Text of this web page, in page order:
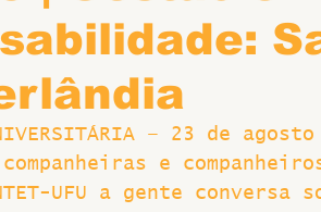
Nova Sintet News Suplentes
UNIVERSITÁRIA – 23 de
e
UFU a gente conversa